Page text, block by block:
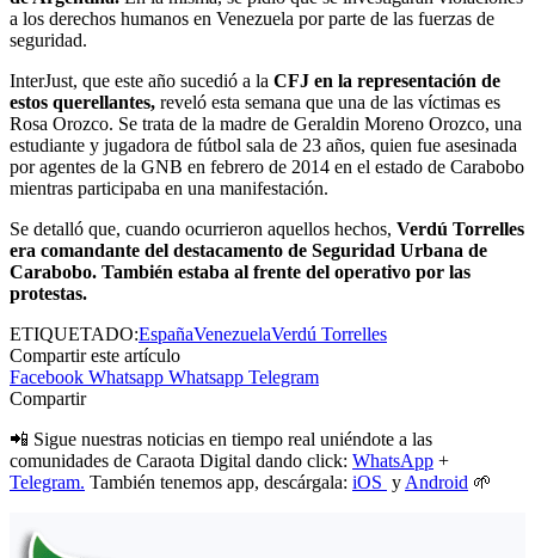
a los derechos humanos en Venezuela por parte de las fuerzas de
seguridad.
InterJust, que este año sucedió a la CFJ en la representación de
estos querellantes, reveló esta semana que una de las víctimas es
Rosa Orozco. Se trata de la madre de Geraldin Moreno Orozco, una
estudiante y jugadora de fútbol sala de 23 años, quien fue asesinada
por agentes de la GNB en febrero de 2014 en el estado de Carabobo
mientras participaba en una manifestación.
Se detalló que, cuando ocurrieron aquellos hechos, Verdú Torrelles
era comandante del destacamento de Seguridad Urbana de
Carabobo. También estaba al frente del operativo por las
protestas.
ETIQUETADO:EspañaVenezuelaVerdú Torrelles
Compartir este artículo
Facebook Whatsapp Whatsapp Telegram
Compartir
📲 Sigue nuestras noticias en tiempo real uniéndote a las
comunidades de Caraota Digital dando click: WhatsApp +
Telegram. También tenemos app, descárgala: iOS y Android 🌱